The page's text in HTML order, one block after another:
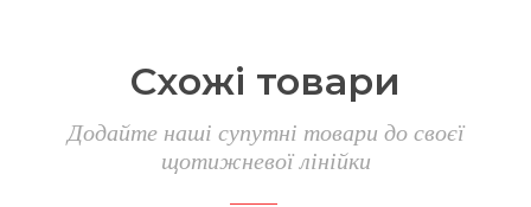
Схожі товари
Додайте наші супутні товари до своєї
щотижневої лінійки